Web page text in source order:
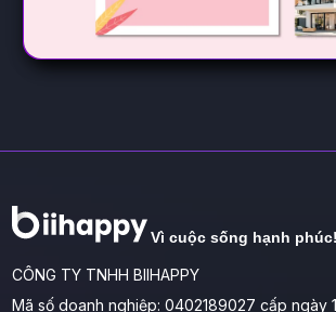
Vì cuộc sống hạnh phúc!
CÔNG TY TNHH BIIHAPPY
Mã số doanh nghiệp: 0402189027 cấp ngày